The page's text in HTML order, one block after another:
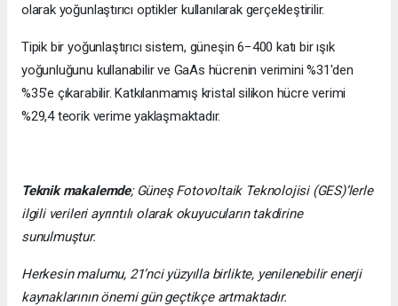
olarak yoğunlaştırıcı optikler kullanılarak gerçekleştirilir.
Tipik bir yoğunlaştırıcı sistem, güneşin 6−400 katı bir ışık
yoğunluğunu kullanabilir ve GaAs hücrenin verimini %31'den
%35'e çıkarabilir. Katkılanmamış kristal silikon hücre verimi
%29,4 teorik verime yaklaşmaktadır.
Teknik makalemde; Güneş Fotovoltaik Teknolojisi (GES)’lerle
ilgili verileri ayrıntılı olarak okuyucuların takdirine
sunulmuştur.
Herkesin malumu, 21’nci yüzyılla birlikte, yenilenebilir enerji
kaynaklarının önemi gün geçtikçe artmaktadır.